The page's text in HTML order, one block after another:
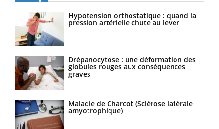
Hypotension orthostatique : quand la
pression artérielle chute au lever
Drépanocytose : une déformation des
globules rouges aux conséquences
graves
Maladie de Charcot (Sclérose latérale
amyotrophique)